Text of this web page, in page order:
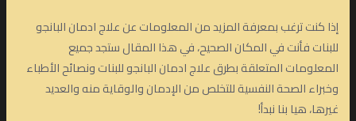
إذا كنت ترغب بمعرفة المزيد من المعلومات عن علاج ادمان البانجو
للبنات فأنت في المكان الصحيح، في هذا المقال ستجد جميع
المعلومات المتعلقة بطرق علاج ادمان البانجو للبنات ونصائح الأطباء
وخبراء الصحة النفسية للتخلص من الإدمان والوقاية منه والعديد
غيرها، هيا بنا نبدأ!